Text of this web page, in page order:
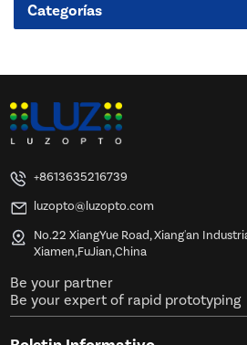
Categorías
+8613635216739
luzopto@luzopto.com
No.22 XiangYue Road, Xiang'an
Xiamen,FuJian,China
Be your partner
Be your expert of rapid prototyping